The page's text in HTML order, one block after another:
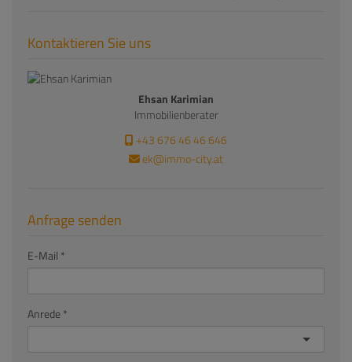
Kontaktieren Sie uns
Ehsan Karimian
Immobilienberater
+43 676 46 46 646
ek@immo-city.at
Anfrage senden
E-Mail
Anrede